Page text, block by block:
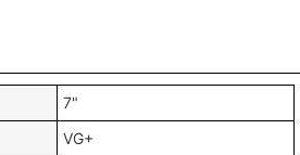
7"
VG+